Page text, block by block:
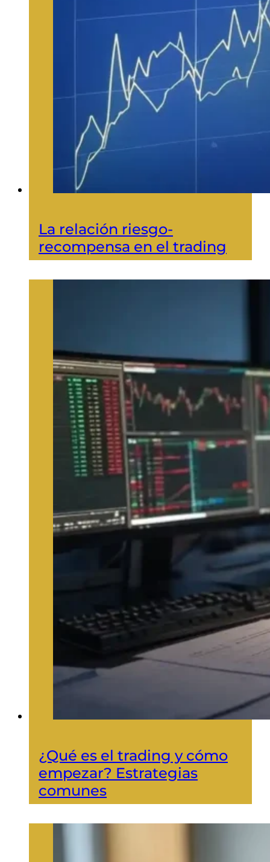
La relación riesgo-
recompensa en el trading
¿Qué es el trading y cómo
empezar? Estrategias
comunes